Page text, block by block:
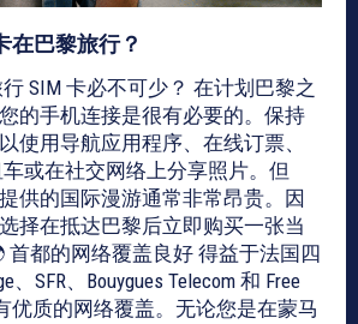
在巴黎旅行？
SIM 卡必不可少？ 在计划巴黎之
的手机连接是很有必要的。保持
使用导航应用程序、在线订票、
车或在社交网络上分享照片。但
供的国际漫游通常非常昂贵。因
择在抵达巴黎后立即购买一张当
首都的网络覆盖良好 得益于法国四
、SFR、Bouygues Telecom 和 Free
优质的网络覆盖。无论您是在蒙马